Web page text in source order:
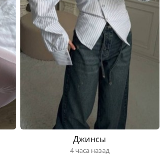
Джинсы
4 часа назад